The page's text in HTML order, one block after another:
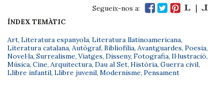
Segueix-nos a:
ÍNDEX TEMÀTIC
Art, Literatura espanyola, Literatura llatinoamericana,
Literatura catalana, Autògraf, Bibliofília, Avantguardes, Poesia,
Novel·la, Surrealisme, Viatges, Disseny, Fotografia, Il·lustració,
Música, Cine, Arquitectura, Dau al Set, Història, Guerra civil,
Llibre infantil, Llibre juvenil, Modernisme, Pensament